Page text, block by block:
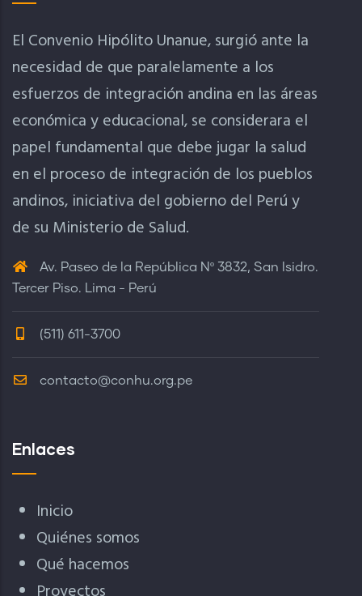
El Convenio Hipólito Unanue, surgió ante la
necesidad de que paralelamente a los
esfuerzos de integración andina en las áreas
económica y educacional, se considerara el
papel fundamental que debe jugar la salud
en el proceso de integración de los pueblos
andinos, iniciativa del gobierno del Perú y
de su Ministerio de Salud.
Av. Paseo de la República Nº 3832, San Isidro.
Tercer Piso. Lima - Perú
(511) 611-3700
contacto@conhu.org.pe
Enlaces
Inicio
Quiénes somos
Qué hacemos